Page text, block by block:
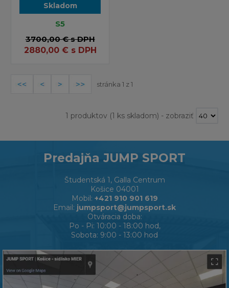
Skladom
S5
3700,00 €s DPH
2880,00€ s DPH
stránka 1 z 1
1 produktov(1 ks skladom) - zobraziť
Predajňa JUMP SPORT
Študentská 1, Galla Centrum
Košice 04001
Mobil: +421 910 901 619
Email: jumpsport@jumpsport.sk
Otváracia doba:
Po - Pi: 10:00 - 18:00 hod,
Sobota: 9:00 - 13:00 hod